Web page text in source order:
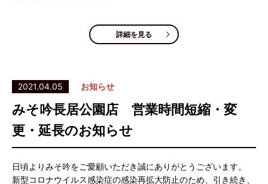
詳細を見る
2021.04.05 お知らせ
みそ吟長居公園店 営業時間短縮・変
更・延長のお知らせ
日頃よりみそ吟をご愛顧いただき誠にありがとうございます。
新型コロナウイルス感染症の感染再拡大防止のため、引き続き、